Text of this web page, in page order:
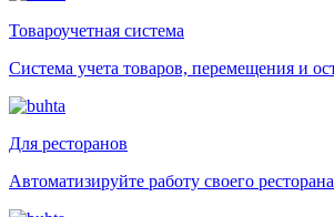
Товароучетная система
Система учета товаров, перемещения и
Для ресторанов
Автоматизируйте работу своего